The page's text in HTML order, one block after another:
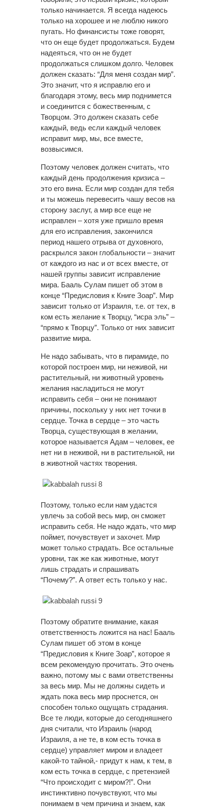
только начинается. Я всегда надеюсь
только на хорошее и не люблю никого
пугать. Но финансисты тоже говорят,
что он еще будет продолжаться. Будем
надеяться, что он не будет
продолжаться слишком долго. Человек
должен сказать: “Для меня создан мир”.
Это значит, что я исправлю его и
благодаря этому, весь мир поднимется
и соединится с божественным, с
Творцом. Это должен сказать себе
каждый, ведь если каждый человек
исправит мир, мы, все вместе,
возвысимся.
Поэтому человек должен считать, что
каждый день продолжения кризиса –
это его вина. Если мир создан для тебя
и ты можешь перевесить чашу весов на
сторону заслуг, а мир все еще не
исправлен – хотя уже пришло время
для его исправления, закончился
период нашего отрыва от духовного,
раскрылся закон глобальности – значит
от каждого из нас и от всех вместе, от
нашей группы зависит исправление
мира. Бааль Сулам пишет об этом в
конце “Предисловия к Книге Зоар”. Мир
зависит только от Израиля, т.е. от тех, в
ком есть желание к Творцу, “исра эль” –
“прямо к Творцу”. Только от них зависит
развитие мира.
Не надо забывать, что в пирамиде, по
которой построен мир, ни неживой, ни
растительный, ни животный уровень
желания насладиться не могут
исправить себя – они не понимают
причины, поскольку у них нет точки в
сердце. Точка в сердце – это часть
Творца, существующая в желании,
которое называется Адам – человек, ее
нет ни в неживой, ни в растительной, ни
в животной частях творения.
Поэтому, только если нам удастся
увлечь за собой весь мир, он сможет
исправить себя. Не надо ждать, что мир
поймет, почувствует и захочет. Мир
может только страдать. Все остальные
уровни, так же как животные, могут
лишь страдать и спрашивать
“Почему?”. А ответ есть только у нас.
Поэтому обратите внимание, какая
ответственность ложится на нас! Бааль
Сулам пишет об этом в конце
“Предисловия к Книге Зоар”, которое я
всем рекомендую прочитать. Это очень
важно, потому мы с вами ответственны
за весь мир. Мы не должны сидеть и
ждать пока весь мир проснется, он
способен только ощущать страдания.
Все те люди, которые до сегодняшнего
дня считали, что Израиль (народ
Израиля, а не те, в ком есть точка в
сердце) управляет миром и владеет
какой-то тайной,- придут к нам, к тем, в
ком есть точка в сердце, с претензией
“Что происходит с миром?!”. Они
инстинктивно почувствуют, что мы
понимаем в чем причина и знаем, как